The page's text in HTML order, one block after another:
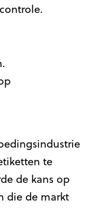
te
de kans op
die de markt